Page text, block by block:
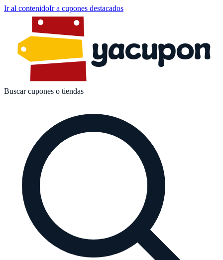
Ir al contenidoIr a cupones destacados
yacupon
Buscar cupones o tiendas